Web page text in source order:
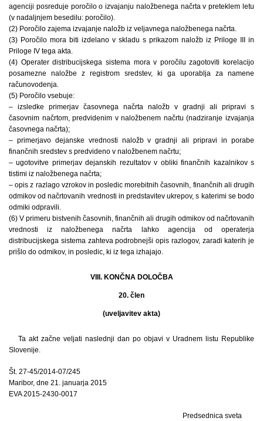
agenciji posreduje poročilo o izvajanju naložbenega načrta v preteklem letu
(v nadaljnjem besedilu: poročilo).
(2) Poročilo zajema izvajanje naložb iz veljavnega naložbenega načrta.
(3) Poročilo mora biti izdelano v skladu s prikazom naložb iz Priloge III in
Priloge IV tega akta.
(4) Operater distribucijskega sistema mora v poročilu zagotoviti korelacijo
posamezne naložbe z registrom sredstev, ki ga uporablja za namene
računovodenja.
(5) Poročilo vsebuje:
– izsledke primerjav časovnega načrta naložb v gradnji ali pripravi s
časovnim načrtom, predvidenim v naložbenem načrtu (nadziranje izvajanja
časovnega načrta);
– primerjavo dejanske vrednosti naložb v gradnji ali pripravi in porabe
finančnih sredstev s predvideno v naložbenem načrtu;
– ugotovitve primerjav dejanskih rezultatov v obliki finančnih kazalnikov s
tistimi iz naložbenega načrta;
– opis z razlago vzrokov in posledic morebitnih časovnih, finančnih ali drugih
odmikov od načrtovanih vrednosti in predstavitev ukrepov, s katerimi se bodo
odmiki odpravili.
(6) V primeru bistvenih časovnih, finančnih ali drugih odmikov od načrtovanih
vrednosti iz naložbenega načrta lahko agencija od operaterja
distribucijskega sistema zahteva podrobnejši opis razlogov, zaradi katerih je
prišlo do odmikov, in posledic, ki iz tega izhajajo.
VIII. KONČNA DOLOČBA
20. člen
(uveljavitev akta)
Ta akt začne veljati naslednji dan po objavi v Uradnem listu Republike
Slovenije.
Št. 27-45/2014-07/245
Maribor, dne 21. januarja 2015
EVA 2015-2430-0017
Predsednica sveta